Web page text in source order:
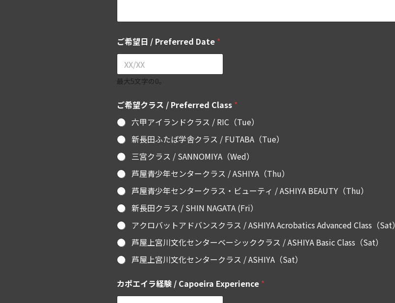
ご希望日 / Preferred Date *
最大5文字の0。
ご希望クラス / Preferred Class *
六甲アイランドクラス / RIC（Tue）
新長田ふたば学舎クラス / FUTABA（Tue）
三宮クラス / SANNOMIYA（Wed）
芦屋青少年センタークラス / ASHIYA（Thu）
芦屋青少年センタークラス・ビューティ / ASHIYA BEAUTY（Thu）
新長田クラス / SHIN NAGATA (Fri）
アクロバットアドバンスクラス / ASHIYA Acrobatics Advanced Class（Sat）
芦屋上宮川文化センターベーシッククラス / ASHIYA Basic Class（Sat）
芦屋上宮川文化センタークラス / ASHIYA（Sat）
カポエイラ経験 / Capoeira Experience *